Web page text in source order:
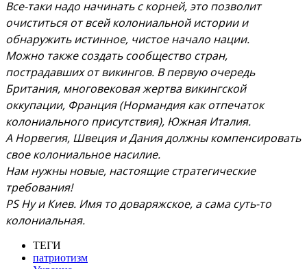
Все-таки надо начинать с корней, это позволит
очиститься от всей колониальной истории и
обнаружить истинное, чистое начало нации.
Можно также создать сообщество стран,
пострадавших от викингов. В первую очередь
Британия, многовековая жертва викингской
оккупации, Франция (Нормандия как отпечаток
колониального присутствия), Южная Италия.
А Норвегия, Швеция и Дания должны компенсировать
свое колониальное насилие.
Нам нужны новые, настоящие стратегические
требования!
PS Ну и Киев. Имя то доваряжское, а сама суть-то
колониальная.
ТЕГИ
патриотизм